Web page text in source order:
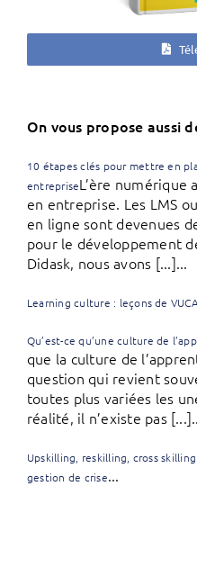
On vous propose aussi
10 étapes clés pour mettre en
entrepriseL’ère
en entreprise. Les LMS
en ligne sont devenues
pour le développement
Didask, nous avons [...]...
Learning culture : leçons de
Qu’est-ce qu’une culture de
que la culture de
question qui revient
toutes plus variées les
réalité, il n’existe pas
Upskilling, reskilling, cross
gestion de crise...